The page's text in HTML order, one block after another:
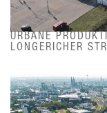
URBANE
LONGERICHER